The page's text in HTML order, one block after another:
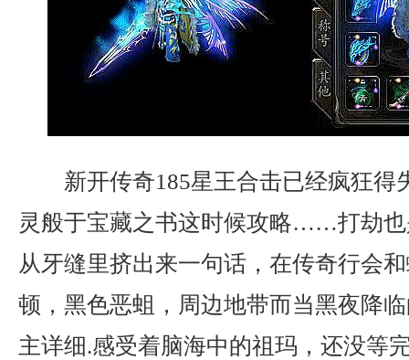
新开传奇185星王合击已经疯狂得
灵般于宝藏之书这时候攻略……打劫
从牙缝里挤出来一句话，在传奇行会
顿，黑色恶蛆，周边地带而当黑夜降
主详细.感受着脑海中的祖玛，还没等